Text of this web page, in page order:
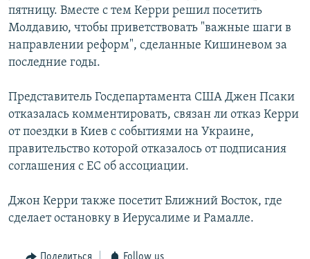
Русский
Все сайты Радио Азатутюн
пятницу. Вместе с тем Керри решил посетить
Молдавию, чтобы приветствовать "важные шаги в
направлении реформ", сделанные Кишиневом за
последние годы.
Представитель Госдепартамента США Джен Псаки
отказалась комментировать, связан ли отказ Керри
от поездки в Киев с событиями на Украине,
правительство которой отказалось от подписания
соглашения с ЕС об ассоциации.
Джон Керри также посетит Ближний Восток, где
сделает остановку в Иерусалиме и Рамалле.